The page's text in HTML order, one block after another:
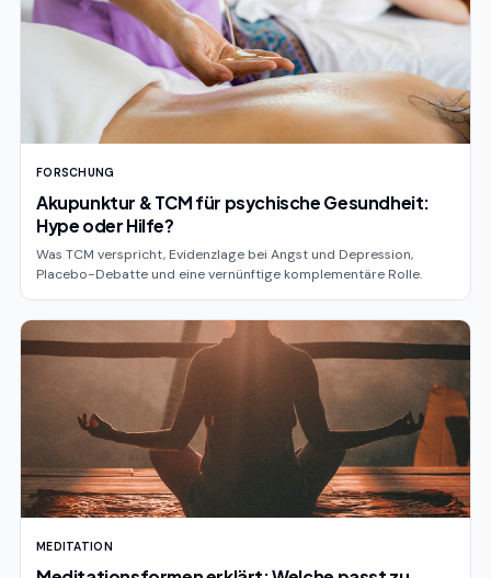
FORSCHUNG
Akupunktur & TCM für psychische Gesundheit:
Hype oder Hilfe?
Was TCM verspricht, Evidenzlage bei Angst und Depression,
Placebo-Debatte und eine vernünftige komplementäre Rolle.
MEDITATION